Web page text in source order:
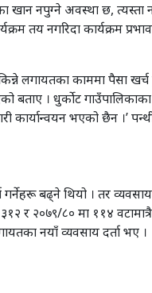
खान नपुग्ने अवस्था छ,
तय नगरिदा कार्यक्रम
लगायतका काममा पैसा खर्च
बताए । धुर्कोट
कार्यान्वयन भएको छैन ।’
बढ्ने थियो । तर
र २०७९/८० मा ११४
नयाँ व्यवसाय दर्ता भए ।